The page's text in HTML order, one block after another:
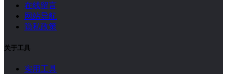
在线留言
网站导航
隐私政策
关于工具
实用工具